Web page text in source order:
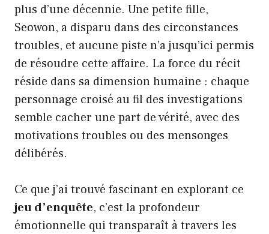
plus d’une décennie. Une petite fille,
Seowon, a disparu dans des circonstances
troubles, et aucune piste n’a jusqu’ici permis
de résoudre cette affaire. La force du récit
réside dans sa dimension humaine : chaque
personnage croisé au fil des investigations
semble cacher une part de vérité, avec des
motivations troubles ou des mensonges
délibérés.
Ce que j’ai trouvé fascinant en explorant ce
jeu d’enquête, c’est la profondeur
émotionnelle qui transparaît à travers les